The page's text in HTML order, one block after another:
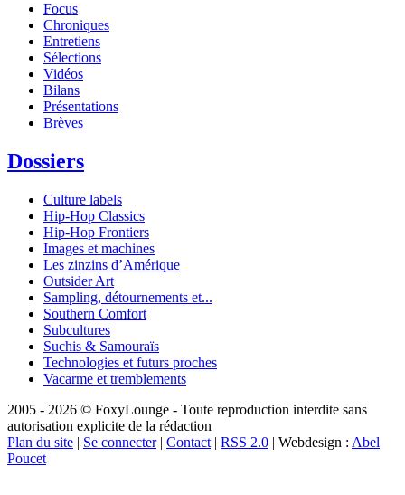
Focus
Chroniques
Entretiens
Sélections
Vidéos
Bilans
Présentations
Brèves
Dossiers
Culture labels
Hip-Hop Classics
Hip-Hop Frontiers
Images et machines
Les zinzins d’Amérique
Outsider Art
Sampling, détournements et...
Southern Comfort
Subcultures
Suchis & Samouraïs
Technologies et futurs proches
Vacarme et tremblements
2005 - 2026 © FoxyLounge - Toute reproduction interdite sans
autorisation explicite de la rédaction
Plan du site | Se connecter| Contact | RSS 2.0 | Webdesign : Abel
Poucet